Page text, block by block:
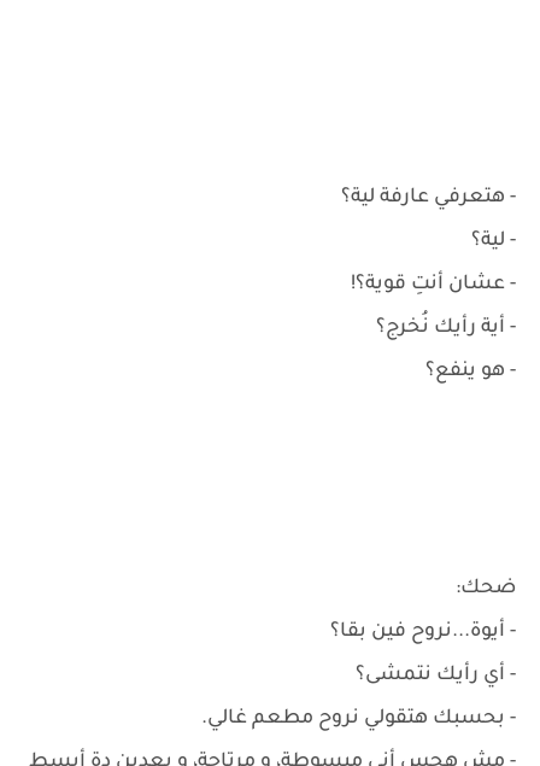
- هتعرفي عارفة لية؟
- لية؟
- عشان أنتِ قوية؟!
- أية رأيك نُخرج؟
- هو ينفع؟
ضحك:
- أيوة...نروح فين بقا؟
- أي رأيك نتمشى؟
- بحسبك هتقولي نروح مطعم غالي.